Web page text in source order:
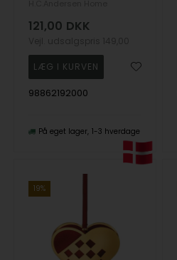
121,00 DKK
98862192000
På eget lager 1-3 hverdage
19%